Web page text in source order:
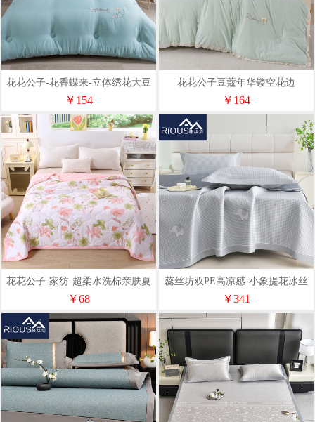
花花公子-花香蝶来-立体绣花大豆
被200*230cm3kg
￥154
花花公子豆蔻年华镂空花边
200*230cm3kg冬被Pro版
￥164
花花公子-家纺-超柔水洗棉亲肤夏
季空调夏凉被
￥68
蕊丝坊双PE高凉感-小象提花冰丝
席三件套150*200cm
￥341